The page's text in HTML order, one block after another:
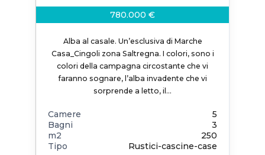
780.000 €
Alba al casale. Un’esclusiva di Marche
Casa_Cingoli zona Saltregna. I colori, sono i
colori della campagna circostante che vi
faranno sognare, l’alba invadente che vi
sorprende a letto, il…
Camere
5
Bagni
3
m2
250
Tipo
Rustici-cascine-case